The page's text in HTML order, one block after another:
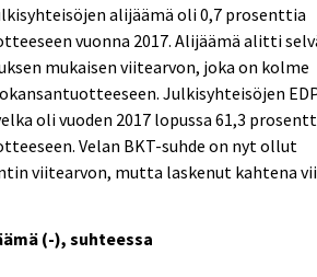
alijäämä oli 0,7 prosenttia
vuonna 2017. Alijäämä alitti
mukaisen viitearvon, joka on kolme
Julkisyhteisöjen
oli vuoden 2017 lopussa 61,3
Velan BKT-suhde on nyt ollut
viitearvon, mutta laskenut kahtena
(-), suhteessa